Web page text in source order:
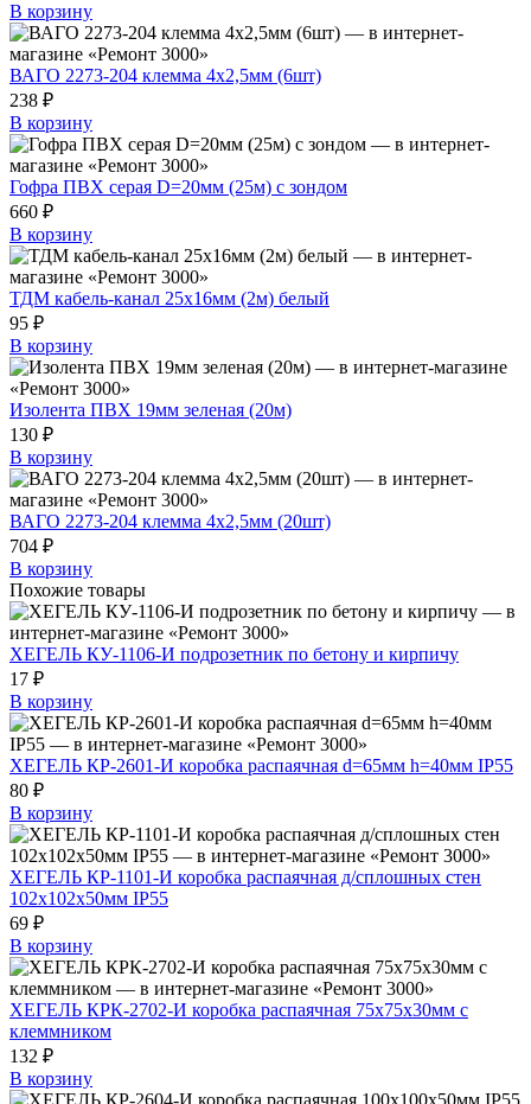
В корзину
ВАГО 2273-204 клемма 4х2,5мм (6шт)
238 ₽
В корзину
Гофра ПВХ серая D=20мм (25м) с зондом
660 ₽
В корзину
ТДМ кабель-канал 25х16мм (2м) белый
95 ₽
В корзину
Изолента ПВХ 19мм зеленая (20м)
130 ₽
В корзину
ВАГО 2273-204 клемма 4х2,5мм (20шт)
704 ₽
В корзину
Похожие товары
ХЕГЕЛЬ КУ-1106-И подрозетник по бетону и кирпичу
17 ₽
В корзину
ХЕГЕЛЬ КР-2601-И коробка распаячная d=65мм h=40мм IP55
80 ₽
В корзину
ХЕГЕЛЬ КР-1101-И коробка распаячная д/сплошных стен
102х102х50мм IP55
69 ₽
В корзину
ХЕГЕЛЬ КРК-2702-И коробка распаячная 75х75х30мм с
клеммником
132 ₽
В корзину